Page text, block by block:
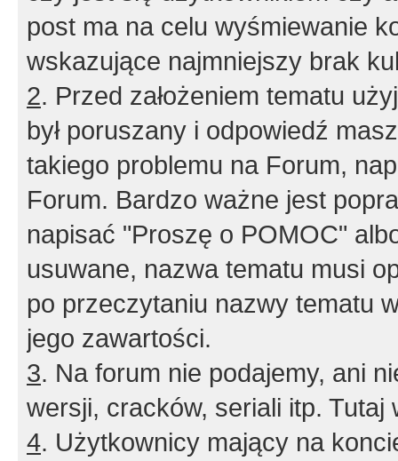
post ma na celu wyśmiewanie
wskazujące najmniejszy brak
2. Przed założeniem tematu
był poruszany i odpowiedź
takiego problemu na Forum,
Forum. Bardzo ważne jest
napisać "Proszę o POMOC"
usuwane, nazwa tematu musi
po przeczytaniu nazwy tematu
jego zawartości.
3. Na forum nie podajemy, ani
wersji, cracków, seriali itp. Tutaj
4. Użytkownicy mający na